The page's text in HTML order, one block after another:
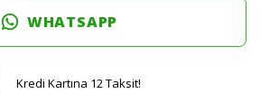
WHATSAPP
Kredi Kartına 12 Taksit!